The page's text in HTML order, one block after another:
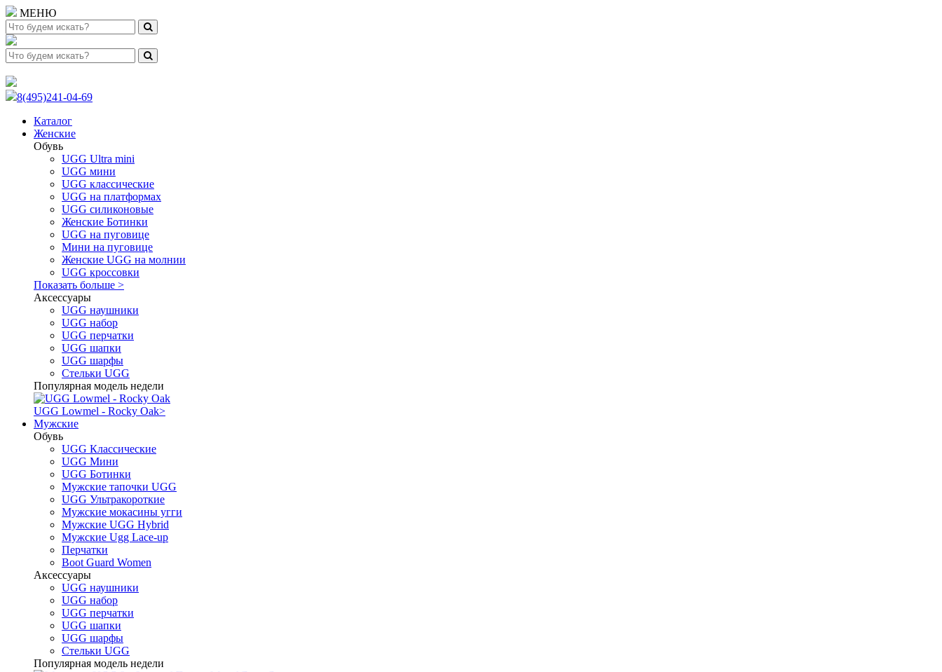
МЕНЮ
8(495)241-04-69
Каталог
Женские
Обувь
UGG Ultra mini
UGG мини
UGG классические
UGG на платформах
UGG силиконовые
Женские Ботинки
UGG на пуговице
Мини на пуговице
Женские UGG на молнии
UGG кроссовки
Показать больше >
Аксессуары
UGG наушники
UGG набор
UGG перчатки
UGG шапки
UGG шарфы
Стельки UGG
Популярная модель недели
UGG Lowmel - Rocky Oak>
Мужские
Обувь
UGG Классические
UGG Мини
UGG Ботинки
Мужские тапочки UGG
UGG Ультракороткие
Мужские мокасины угги
Мужские UGG Hybrid
Мужские Ugg Lace-up
Перчатки
Boot Guard Women
Аксессуары
UGG наушники
UGG набор
UGG перчатки
UGG шапки
UGG шарфы
Стельки UGG
Популярная модель недели